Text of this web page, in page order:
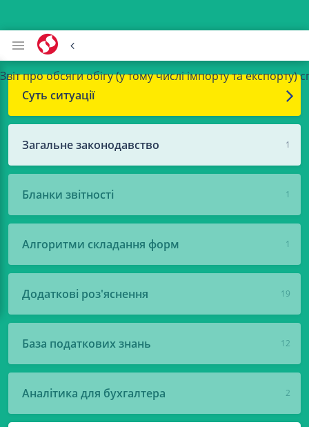
Звіт про обсяги обігу (у тому числі імпорту та
Суть ситуації
1
Загальне законодавство
1
Бланки звітності
1
Алгоритми складання форм
19
Додаткові роз'яснення
12
База податкових знань
2
Аналітика для бухгалтера